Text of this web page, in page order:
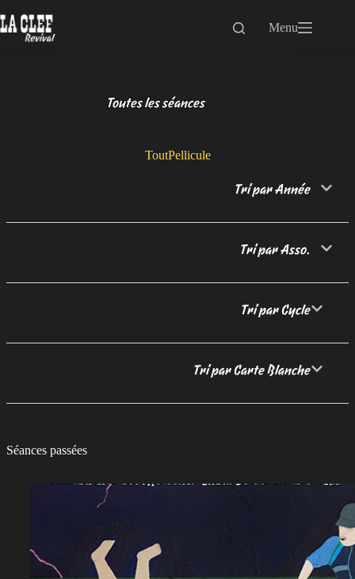
au
contenu
Menu
Toutes les séances
ToutPellicule
Tri par Année
Tri par Asso.
Tri par Cycle
Tri par Carte Blanche
Séances passées